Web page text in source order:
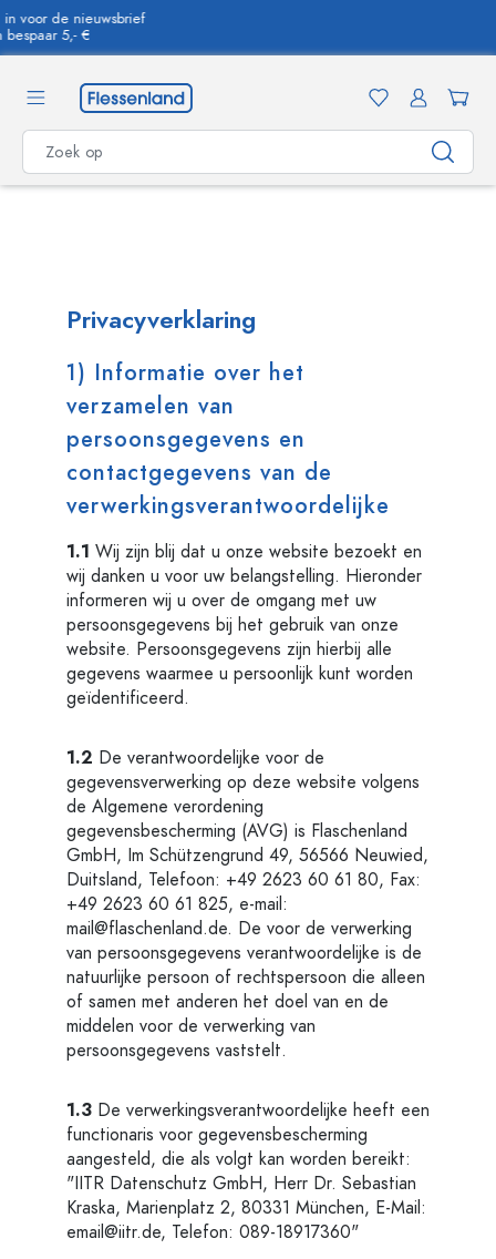
Privacyverklaring
1) Informatie over het
verzamelen van
persoonsgegevens en
contactgegevens van de
verwerkingsverantwoordelijke
1.1 Wij zijn blij dat u onze website bezoekt en
wij danken u voor uw belangstelling. Hieronder
informeren wij u over de omgang met uw
persoonsgegevens bij het gebruik van onze
website. Persoonsgegevens zijn hierbij alle
gegevens waarmee u persoonlijk kunt worden
geïdentificeerd.
1.2 De verantwoordelijke voor de
gegevensverwerking op deze website volgens
de Algemene verordening
gegevensbescherming (AVG) is Flaschenland
GmbH, Im Schützengrund 49, 56566 Neuwied,
Duitsland, Telefoon: ‭+49 2623 60 61 80, Fax:
+49 2623 60 61 825, e-mail:
mail@flaschenland.de. De voor de verwerking
van persoonsgegevens verantwoordelijke is de
natuurlijke persoon of rechtspersoon die alleen
of samen met anderen het doel van en de
middelen voor de verwerking van
persoonsgegevens vaststelt.
1.3 De verwerkingsverantwoordelijke heeft een
functionaris voor gegevensbescherming
aangesteld, die als volgt kan worden bereikt:
"IITR Datenschutz GmbH, Herr Dr. Sebastian
Kraska, Marienplatz 2, 80331 München, E-Mail:
email@iitr.de, Telefon: 089-18917360"